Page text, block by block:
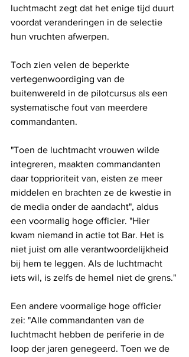
luchtmacht zegt dat het enige tijd duurt
voordat veranderingen in de selectie
hun vruchten afwerpen.
Toch zien velen de beperkte
vertegenwoordiging van de
buitenwereld in de pilotcursus als een
systematische fout van meerdere
commandanten.
"Toen de luchtmacht vrouwen wilde
integreren, maakten commandanten
daar topprioriteit van, eisten ze meer
middelen en brachten ze de kwestie in
de media onder de aandacht", aldus
een voormalig hoge officier. "Hier
kwam niemand in actie tot Bar. Het is
niet juist om alle verantwoordelijkheid
bij hem te leggen. Als de luchtmacht
iets wil, is zelfs de hemel niet de grens."
Een andere voormalige hoge officier
zei: "Alle commandanten van de
luchtmacht hebben de periferie in de
loop der jaren genegeerd. Toen we de